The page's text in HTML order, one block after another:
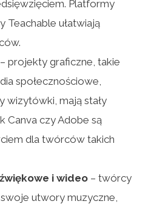
Platformy
Teachable ułatwiają
– projekty graficzne, takie
społecznościowe,
wizytówki, mają stały
Canva czy Adobe są
dla twórców takich
i wideo – twórcy
utwory muzyczne,